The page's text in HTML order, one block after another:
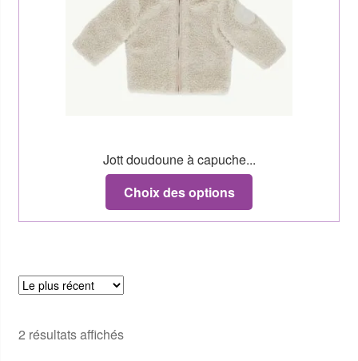
Jott doudoune à capuche...
Choix des options
2 résultats affichés